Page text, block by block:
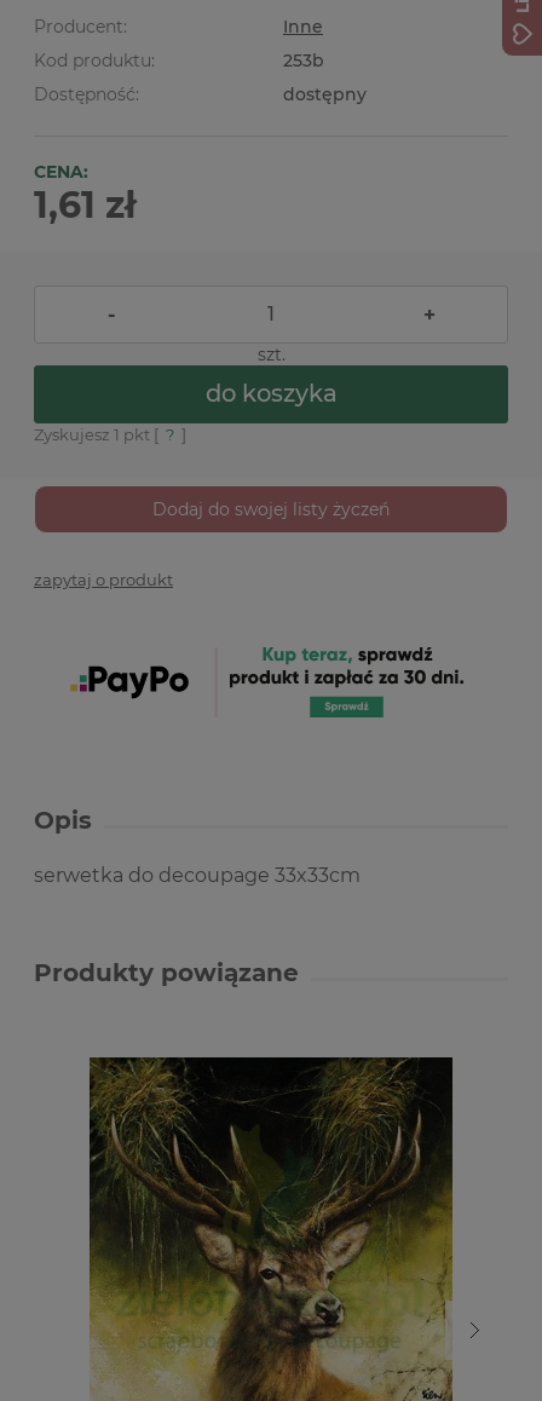
Producent:
Inne
Kod produktu:
253b
Dostępność:
dostępny
CENA:
1,61 zł
- +
szt.
do koszyka
Zyskujesz 1 pkt [ ? ]
Dodaj do swojej listy życzeń
zapytaj o produkt
Opis
serwetka do decoupage 33x33cm
Produkty powiązane